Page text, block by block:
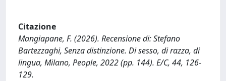
Citazione
Mangiapane, F. (2026). Recensione di: Stefano
Bartezzaghi, Senza distinzione. Di sesso, di razza, di
lingua, Milano, People, 2022 (pp. 144). E/C, 44, 126-
129.